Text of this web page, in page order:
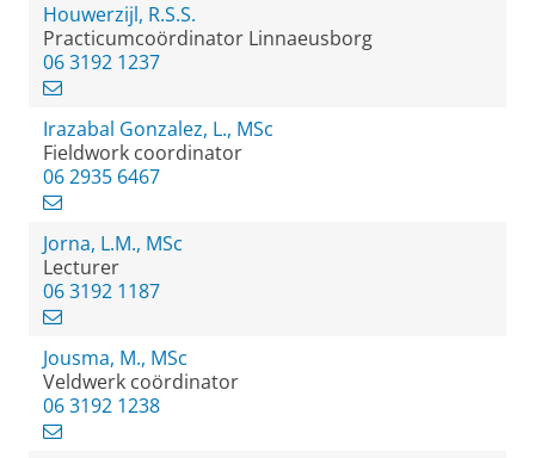
Houwerzijl, R.S.S.
Practicumcoördinator Linnaeusborg
06 3192 1237
Irazabal Gonzalez, L., MSc
Fieldwork coordinator
06 2935 6467
Jorna, L.M., MSc
Lecturer
06 3192 1187
Jousma, M., MSc
Veldwerk coördinator
06 3192 1238